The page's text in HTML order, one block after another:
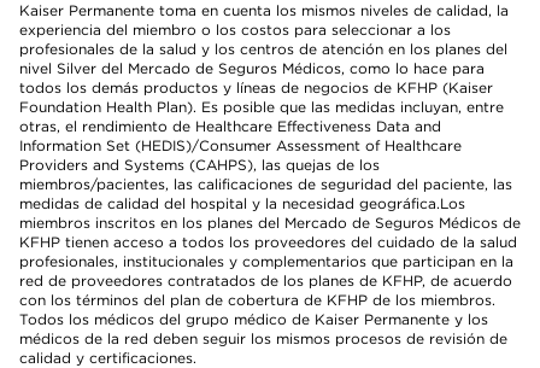
Kaiser Permanente toma en cuenta los mismos niveles de calidad, la
experiencia del miembro o los costos para seleccionar a los
profesionales de la salud y los centros de atención en los planes del
nivel Silver del Mercado de Seguros Médicos, como lo hace para
todos los demás productos y líneas de negocios de KFHP (Kaiser
Foundation Health Plan). Es posible que las medidas incluyan, entre
otras, el rendimiento de Healthcare Effectiveness Data and
Information Set (HEDIS)/Consumer Assessment of Healthcare
Providers and Systems (CAHPS), las quejas de los
miembros/pacientes, las calificaciones de seguridad del paciente, las
medidas de calidad del hospital y la necesidad geográfica.Los
miembros inscritos en los planes del Mercado de Seguros Médicos de
KFHP tienen acceso a todos los proveedores del cuidado de la salud
profesionales, institucionales y complementarios que participan en la
red de proveedores contratados de los planes de KFHP, de acuerdo
con los términos del plan de cobertura de KFHP de los miembros.
Todos los médicos del grupo médico de Kaiser Permanente y los
médicos de la red deben seguir los mismos procesos de revisión de
calidad y certificaciones.